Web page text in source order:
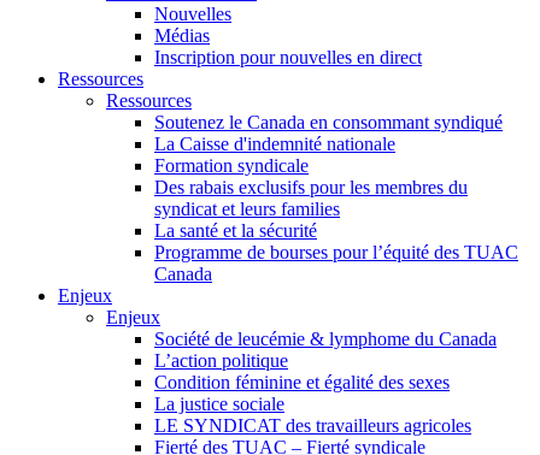
Nouvelles
Médias
Inscription pour nouvelles en direct
Ressources
Ressources
Soutenez le Canada en consommant syndiqué
La Caisse d'indemnité nationale
Formation syndicale
Des rabais exclusifs pour les membres du
syndicat et leurs families
La santé et la sécurité
Programme de bourses pour l’équité des TUAC
Canada
Enjeux
Enjeux
Société de leucémie & lymphome du Canada
L’action politique
Condition féminine et égalité des sexes
La justice sociale
LE SYNDICAT des travailleurs agricoles
Fierté des TUAC – Fierté syndicale